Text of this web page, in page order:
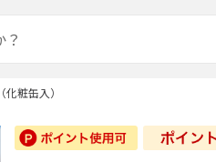
粧缶入）